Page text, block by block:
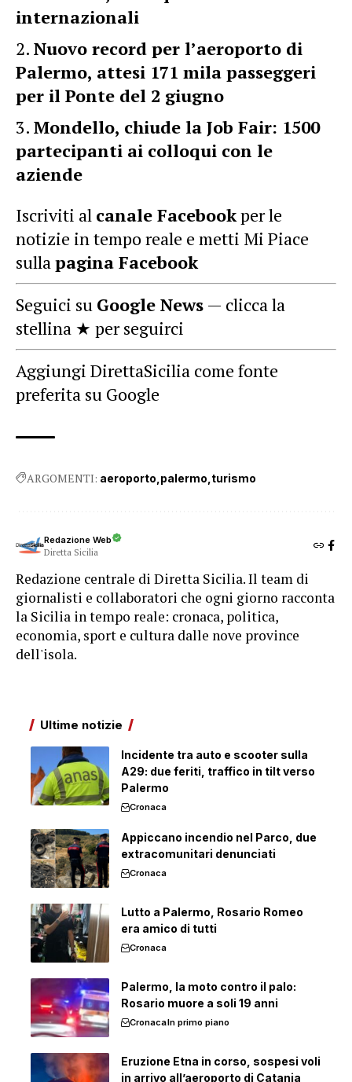
internazionali
Nuovo record per l’aeroporto di
Palermo, attesi 171 mila passeggeri
per il Ponte del 2 giugno
Mondello, chiude la Job Fair: 1500
partecipanti ai colloqui con le
aziende
Iscriviti al canale Facebookper le
notizie in tempo reale e metti Mi Piace
sullapagina Facebook
Seguici su Google News — clicca la
stellina ★ per seguirci
Aggiungi DirettaSicilia come fonte
preferita su Google
ARGOMENTI: aeroporto palermo turismo
Redazione Web
Diretta Sicilia
Redazione centrale di Diretta Sicilia. Il team di
giornalisti e collaboratori che ogni giorno racconta
la Sicilia in tempo reale: cronaca, politica,
economia, sport e cultura dalle nove province
dell'isola.
Ultime notizie
Incidente tra auto e scooter sulla
A29: due feriti, traffico in tilt verso
Palermo
Cronaca
Appiccano incendio nel Parco, due
extracomunitari denunciati
Cronaca
Lutto a Palermo, Rosario Romeo
era amico di tutti
Cronaca
Palermo, la moto contro il palo:
Rosario muore a soli 19 anni
CronacaIn primo piano
Eruzione Etna in corso, sospesi voli
in arrivo all’aeroporto di Catania